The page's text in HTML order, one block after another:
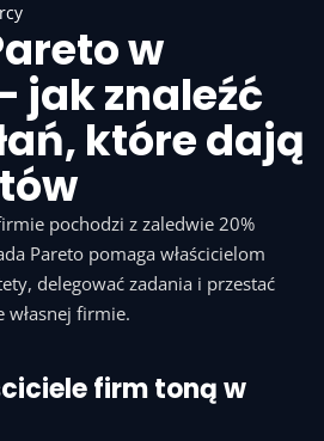
w
jak znaleźć
które dają
pochodzi z zaledwie 20%
Pareto pomaga właścicielom
delegować zadania i przestać
własnej firmie.
firm toną w